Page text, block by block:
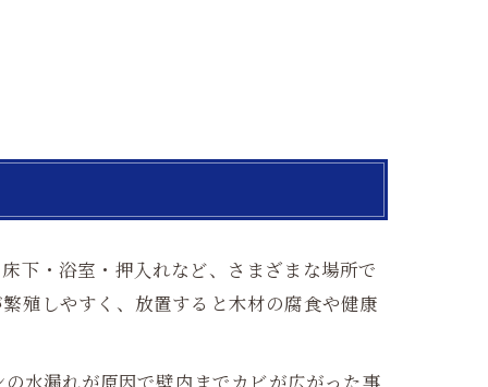
下・浴室・押入れなど、さまざまな場所で
殖しやすく、放置すると木材の腐食や健康
水漏れが原因で壁内までカビが広がった事